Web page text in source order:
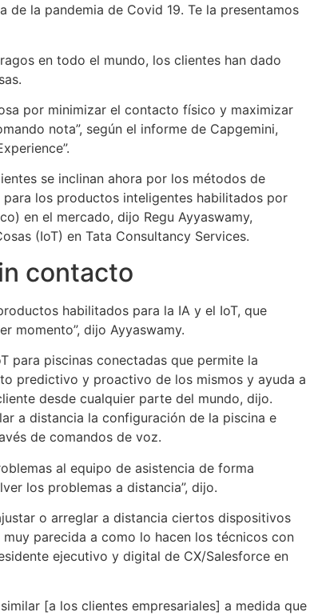
la pandemia de Covid 19. Te la presentamos
en todo el mundo, los clientes han dado
por minimizar el contacto físico y maximizar
nota”, según el informe de Capgemini,
se inclinan ahora por los métodos de
los productos inteligentes habilitados por
en el mercado, dijo Regu Ayyaswamy,
(IoT) en Tata Consultancy Services.
contacto
habilitados para la IA y el IoT, que
momento”, dijo Ayyaswamy.
para piscinas conectadas que permite la
predictivo y proactivo de los mismos y ayuda a
desde cualquier parte del mundo, dijo.
a distancia la configuración de la piscina e
de comandos de voz.
al equipo de asistencia de forma
los problemas a distancia”, dijo.
o arreglar a distancia ciertos dispositivos
parecida a como lo hacen los técnicos con
ejecutivo y digital de CX/Salesforce en
[a los clientes empresariales] a medida que